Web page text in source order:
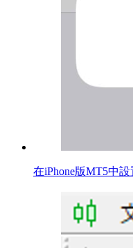
在iPhone版MT5中